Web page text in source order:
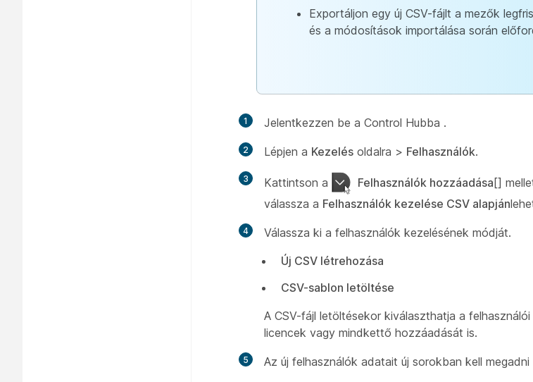
Exportáljon egy új CSV-fájlt a mezők
és a módosítások importálása során
1 Jelentkezzen be a Control Hubba .
2 Lépjen a Kezelés oldalra > Felhasználók.
3 Kattintson a Felhasználók hozzáadása[]
válassza a Felhasználók kezelése CSV alapján
4
Válassza ki a felhasználók kezelésének módját.
Új CSV létrehozása
CSV-sablon letöltése
A CSV-fájl letöltésekor kiválaszthatja a
licencek vagy mindkettő hozzáadását is.
5
Az új felhasználók adatait új sorokban kell megadni